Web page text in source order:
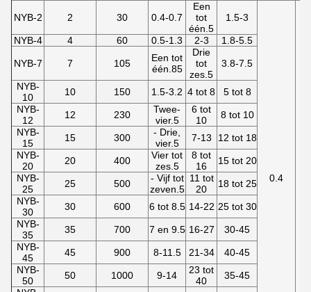
NYB-2 2 30 0.4-0.7
Een
tot
één.5
1.5-3
0.4
NYB-4 4 60 0.5-1.3 2-3 1.8-5.5
NYB-7 7 105
Een tot
één.85
Drie
tot
zes.5
3.8-7.5
NYB-
10
10 150 1.5-3.2 4 tot 8
5 tot 8
NYB-
12
12 230
Twee-
vier.5
6 tot
10
8 tot 10
NYB-
15
15 300
- Drie,
vier.5
7-13
12 tot 18
NYB-
20
20 400
Vier tot
zes.5
8 tot
16
15 tot 20
NYB-
25
25 500
- Vijf tot
zeven.5
11 tot
20
18 tot 25
NYB-
30
30 600 6 tot 8.5 14-22 25 tot 30
NYB-
35
35 700 7 en 9.5 16-27
30-45
NYB-
45
45 900 8-11.5 21-34
40-45
NYB-
50
50 1000 9-14
23 tot
40
35-45